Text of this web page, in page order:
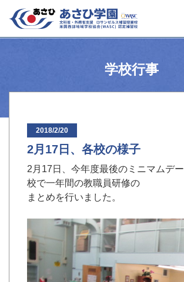
学校行事
2018/2/20
2月17日、各校の様子
2月17日、今年度最後のミニマムデ
校で一年間の教職員研修の
まとめを行いました。